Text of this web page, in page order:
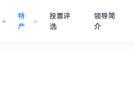
特
产
投票评
选
领导简
介